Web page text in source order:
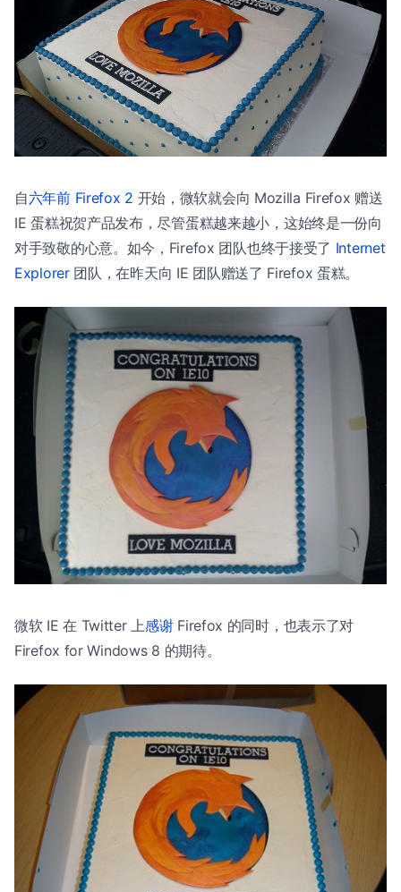
自六年前 Firefox 2 开始，微软就会向 Mozilla Firefox 赠送
IE 蛋糕祝贺产品发布，尽管蛋糕越来越小，这始终是一份向
对手致敬的心意。如今，Firefox 团队也终于接受了 Internet
Explorer团队，在昨天向 IE 团队赠送了 Firefox 蛋糕。
微软 IE 在 Twitter 上感谢Firefox 的同时，也表示了对
Firefox for Windows 8 的期待。